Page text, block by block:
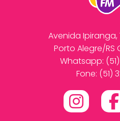
Avenida Ipiranga,
Porto Alegre/RS
Whatsapp:
Fone: (51)